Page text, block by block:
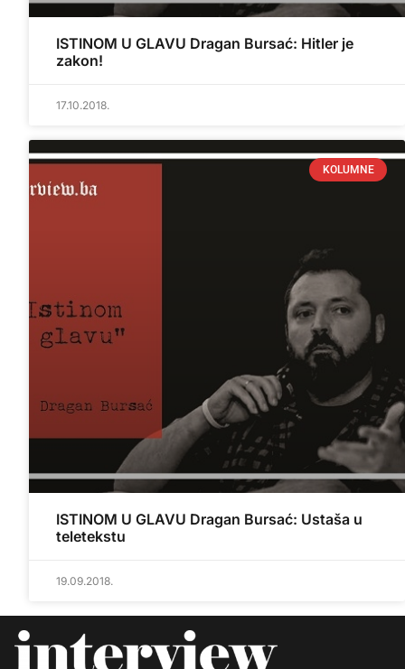
ISTINOM U GLAVU Dragan Bursać: Hitler je
zakon!
17.10.2018.
KOLUMNE
ISTINOM U GLAVU Dragan Bursać: Ustaša u
teletekstu
19.09.2018.